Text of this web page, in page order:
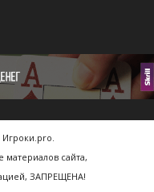
Игроки.pro.
материалов сайта,
ЗАПРЕЩЕНА!